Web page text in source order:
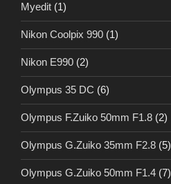
Myedit (1)
Nikon Coolpix 990 (1)
Nikon E990 (2)
Olympus 35 DC (6)
Olympus F.Zuiko 50mm F1.8 (2)
Olympus G.Zuiko 35mm F2.8 (5)
Olympus G.Zuiko 50mm F1.4 (7)